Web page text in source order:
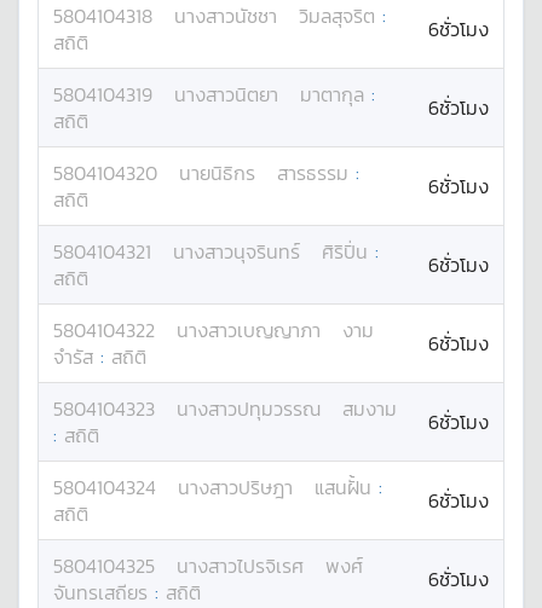
5804104318 นางสาวนัชชา วิมลสุจริต :
สถิติ
6ชั่วโมง
5804104319 นางสาวนิตยา มาตากุล :
สถิติ
6ชั่วโมง
5804104320 นายนิธิกร สารธรรม :
สถิติ
6ชั่วโมง
5804104321 นางสาวนุจรินทร์ ศิริปิ่น :
สถิติ
6ชั่วโมง
5804104322 นางสาวเบญญาภา
งาม
จำรัส : สถิติ 6ชั่วโมง
5804104323 นางสาวปทุมวรรณ
สมงาม
: สถิติ 6ชั่วโมง
5804104324 นางสาวปริษฎา แสนฝั้น :
สถิติ
6ชั่วโมง
5804104325 นางสาวไปรจิเรศ
พงศ์
จันทรเสถียร : สถิติ 6ชั่วโมง